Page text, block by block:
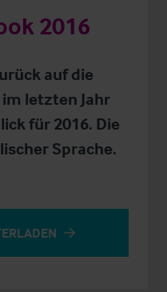
2016
auf die
letzten Jahr
für 2016. Die
Sprache.